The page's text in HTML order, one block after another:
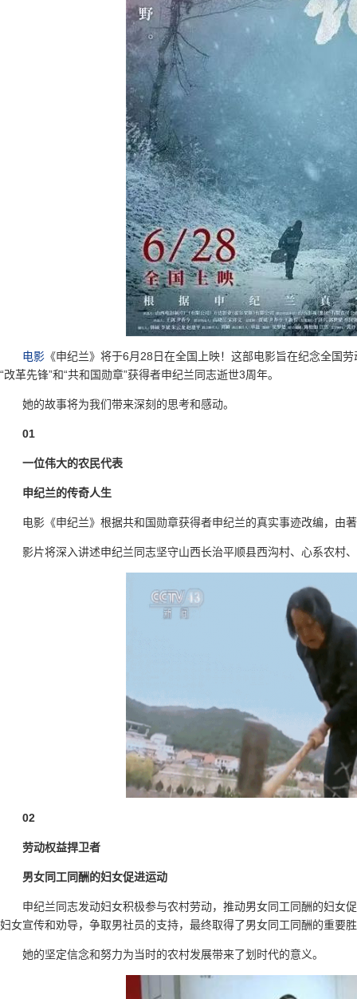
电影 《申纪兰》将于6月28日在全国上映！这部电影旨在纪念全国
“改革先锋”和“共和国勋章”获得者申纪兰同志逝世3周年。
她的故事将为我们带来深刻的思考和感动。
01
一位伟大的农民代表
申纪兰的传奇人生
电影《申纪兰》根据共和国勋章获得者申纪兰的真实事迹改编，由
影片将深入讲述申纪兰同志坚守山西长治平顺县西沟村、心系农村
02
劳动权益捍卫者
男女同工同酬的妇女促进运动
申纪兰同志发动妇女积极参与农村劳动，推动男女同工同酬的妇女
妇女宣传和劝导，争取男社员的支持，最终取得了男女同工同酬的重要
她的坚定信念和努力为当时的农村发展带来了划时代的意义。